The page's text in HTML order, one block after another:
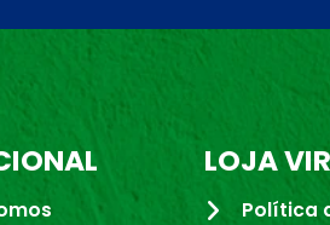
LOJA
Política